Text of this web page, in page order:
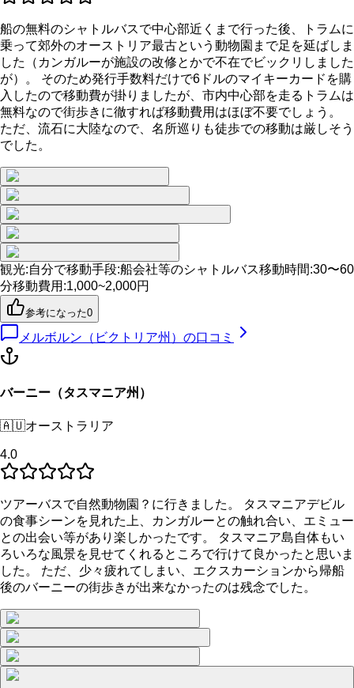
船の無料のシャトルバスで中心部近くまで行った後、トラムに
乗って郊外のオーストリア最古という動物園まで足を延ばしま
した（カンガルーが施設の改修とかで不在でビックリしました
が）。 そのため発行手数料だけで6ドルのマイキーカードを購
入したので移動費が掛りましたが、市内中心部を走るトラムは
無料なので街歩きに徹すれば移動費用はほぼ不要でしょう。
ただ、流石に大陸なので、名所巡りも徒歩での移動は厳しそう
でした。
観光:自分で移動手段:船会社等のシャトルバス移動時間:30〜60
分移動費用 :1,000~2,000円
参考になった0
メルボルン（ビクトリア州） の口コミ
バーニー（タスマニア州）
🇦🇺オーストラリア
4.0
ツアーバスで自然動物園？に行きました。 タスマニアデビル
の食事シーンを見れた上、カンガルーとの触れ合い、エミュー
との出会い等があり楽しかったです。 タスマニア島自体もい
ろいろな風景を見せてくれるところで行けて良かったと思いま
した。 ただ、少々疲れてしまい、エクスカーションから帰船
後のバーニーの街歩きが出来なかったのは残念でした。